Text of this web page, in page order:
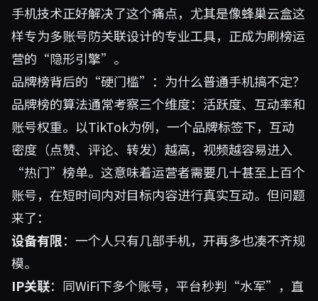
手机技术正好解决了这个痛点，尤其是像蜂巢云盒这
样专为多账号防关联设计的专业工具，正成为刷榜运
营的“隐形引擎”。
品牌榜背后的“硬门槛”：为什么普通手机搞不定？
品牌榜的算法通常考察三个维度：活跃度、互动率和
账号权重。以TikTok为例，一个品牌标签下，互动
密度（点赞、评论、转发）越高，视频越容易进入
“热门”榜单。这意味着运营者需要几十甚至上百个
账号，在短时间内对目标内容进行真实互动。但问题
来了：
设备有限：一个人只有几部手机，开再多也凑不齐规
模。
IP关联：同WiFi下多个账号，平台秒判“水军”，直